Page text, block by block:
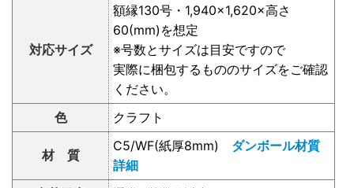
対応サイズ
額縁130号・1,940×1,620×高さ
60(mm)を想定
※号数とサイズは目安ですので
実際に梱包するもののサイズをご確認
ください。
色
クラフト
材 質
C5/WF(紙厚8mm) ダンボール材質
詳細